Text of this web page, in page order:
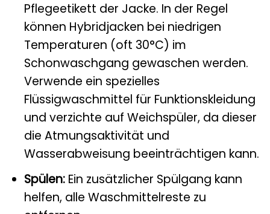
Pflegeetikett der Jacke. In der Regel
können Hybridjacken bei niedrigen
Temperaturen (oft 30°C) im
Schonwaschgang gewaschen werden.
Verwende ein spezielles
Flüssigwaschmittel für Funktionskleidung
und verzichte auf Weichspüler, da dieser
die Atmungsaktivität und
Wasserabweisung beeinträchtigen kann.
Spülen:Ein zusätzlicher Spülgang kann
helfen, alle Waschmittelreste zu